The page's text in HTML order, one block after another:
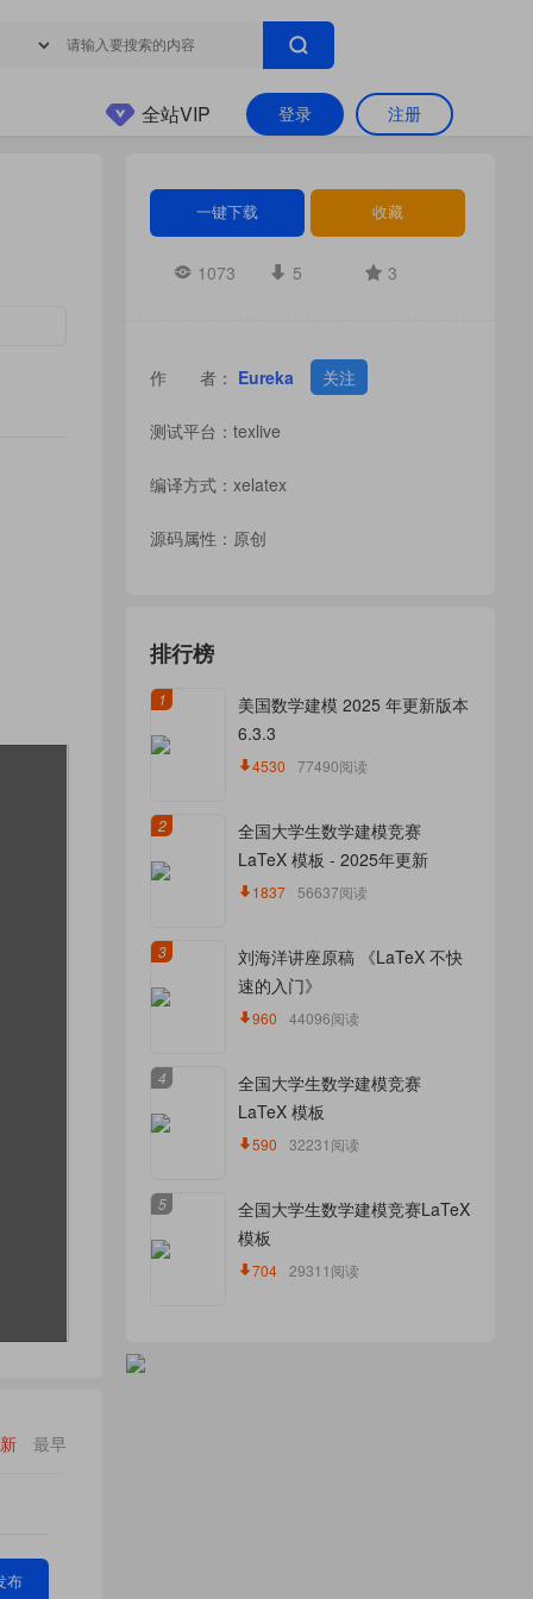
登录 注册
全站VIP
最早
布
一键下载 收藏
1073 5 3
作 者： Eureka 关注
测试平台：texlive
编译方式：xelatex
源码属性：原创
排行榜
1
美国数学建模 2025 年更新版本
6.3.3
4530 77490阅读
2
全国大学生数学建模竞赛
LaTeX 模板 - 2025年更新
1837 56637阅读
3
刘海洋讲座原稿 《LaTeX 不快
速的入门》
960 44096阅读
4
全国大学生数学建模竞赛
LaTeX 模板
590 32231阅读
5
全国大学生数学建模竞赛LaTeX
模板
704 29311阅读